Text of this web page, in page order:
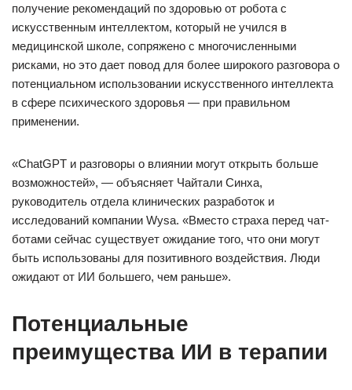
получение рекомендаций по здоровью от робота с
искусственным интеллектом, который не учился в
медицинской школе, сопряжено с многочисленными
рисками, но это дает повод для более широкого разговора о
потенциальном использовании искусственного интеллекта
в сфере психического здоровья — при правильном
применении.
«ChatGPT и разговоры о влиянии могут открыть больше
возможностей», — объясняет Чайтали Синха,
руководитель отдела клинических разработок и
исследований компании Wysa. «Вместо страха перед чат-
ботами сейчас существует ожидание того, что они могут
быть использованы для позитивного воздействия. Люди
ожидают от ИИ большего, чем раньше».
Потенциальные
преимущества ИИ в терапии